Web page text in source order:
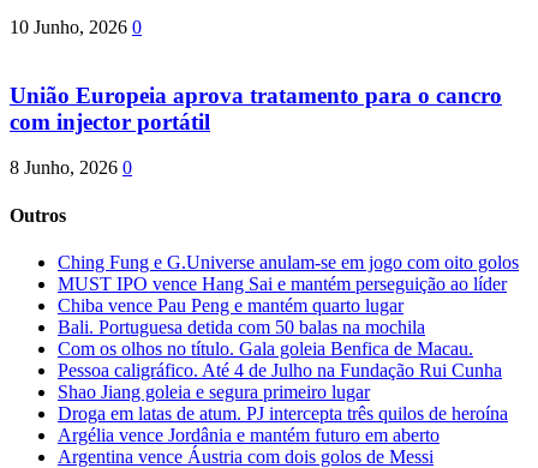
10 Junho, 2026 0
União Europeia aprova tratamento para o cancro
com injector portátil
8 Junho, 2026 0
Outros
Ching Fung e G.Universe anulam-se em jogo com oito golos
MUST IPO vence Hang Sai e mantém perseguição ao líder
Chiba vence Pau Peng e mantém quarto lugar
Bali. Portuguesa detida com 50 balas na mochila
Com os olhos no título. Gala goleia Benfica de Macau.
Pessoa caligráfico. Até 4 de Julho na Fundação Rui Cunha
Shao Jiang goleia e segura primeiro lugar
Droga em latas de atum. PJ intercepta três quilos de heroína
Argélia vence Jordânia e mantém futuro em aberto
Argentina vence Áustria com dois golos de Messi